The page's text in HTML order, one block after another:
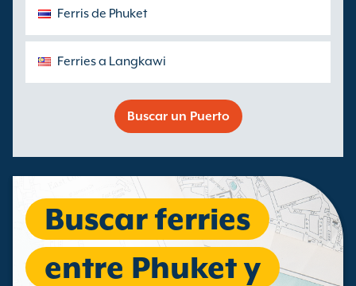
Ferris de Phuket
Ferries a Langkawi
Buscar un Puerto
Buscar ferries
entre Phuket y